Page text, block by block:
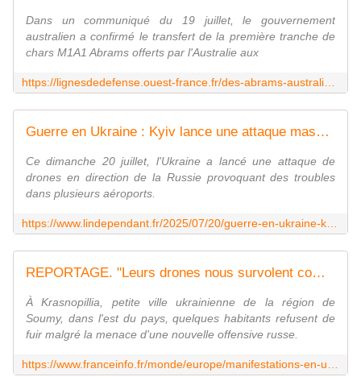
Dans un communiqué du 19 juillet, le gouvernement
australien a confirmé le transfert de la première tranche de
chars M1A1 Abrams offerts par l'Australie aux
Guerre en Ukraine : Kyiv lance une attaque massive de drones vers la Russie, quatre aéroports moscovites obligés de suspendre leurs vols
Ce dimanche 20 juillet, l'Ukraine a lancé une attaque de
drones en direction de la Russie provoquant des troubles
dans plusieurs aéroports.
REPORTAGE. "Leurs drones nous survolent comme s'ils étaient chez eux" : en Ukraine, certains ont fait le choix de rester vivre à quelques kilomètres de la frontière russe, malgré le danger
À Krasnopillia, petite ville ukrainienne de la région de
Soumy, dans l'est du pays, quelques habitants refusent de
fuir malgré la menace d'une nouvelle offensive russe.